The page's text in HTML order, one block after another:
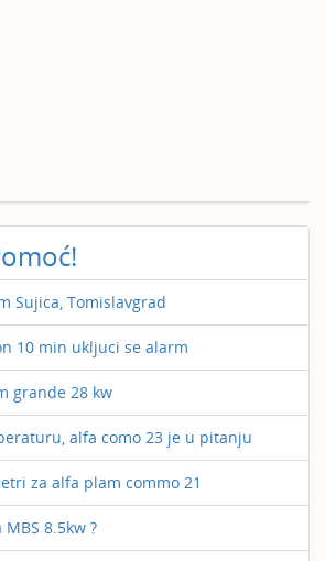
Sujica, Tomislavgrad
10 min ukljuci se alarm
grande 28 kw
alfa como 23 je u pitanju
za alfa plam commo 21
8.5kw ?